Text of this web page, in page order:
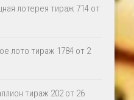
лотерея тираж 714 от
лото тираж 1784 от 2
тираж 202 от 26